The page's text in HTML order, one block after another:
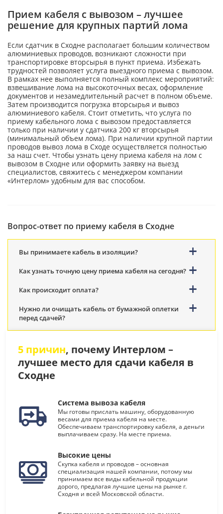
Прием кабеля с вывозом – лучшее
решение для крупных партий лома
Если сдатчик в Сходне располагает большим количеством
алюминиевых проводов, возникают сложности при
транспортировке вторсырья в пункт приема. Избежать
трудностей позволяет услуга выездного приема с вывозом.
В рамках нее выполняется полный комплекс мероприятий:
взвешивание лома на высокоточных весах, оформление
документов и незамедлительный расчет в полном объеме.
Затем производится погрузка вторсырья и вывоз
алюминиевого кабеля. Стоит отметить, что услуга по
приему кабельного лома с вывозом предоставляется
только при наличии у сдатчика 200 кг вторсырья
(минимальный объем лома). При наличии крупной партии
проводов вывоз лома в Сходе осуществляется полностью
за наш счет. Чтобы узнать цену приема кабеля на лом с
вывозом в Сходне или оформить заявку на выезд
специалистов, свяжитесь с менеджером компании
«Интерлом» удобным для вас способом.
Вопрос-ответ по приему кабеля в Сходне
Вы принимаете кабель в изоляции?
Как узнать точную цену приема кабеля на сегодня?
Как происходит оплата?
Нужно ли очищать кабель от бумажной оплетки
перед сдачей?
5 причин, почему Интерлом –
лучшее место для сдачи кабеля в
Сходне
Система вывоза кабеля
Мы готовы прислать машину, оборудованную
весами для приема кабеля на месте.
Обеспечиваем транспортировку кабеля, а деньги
выплачиваем сразу. На месте приема.
Высокие цены
Скупка кабеля и проводов – основная
специализация нашей компании, потому мы
принимаем все виды кабельной продукции
дорого, предлагая лучшие цены на рынке г.
Сходня и всей Московской области.